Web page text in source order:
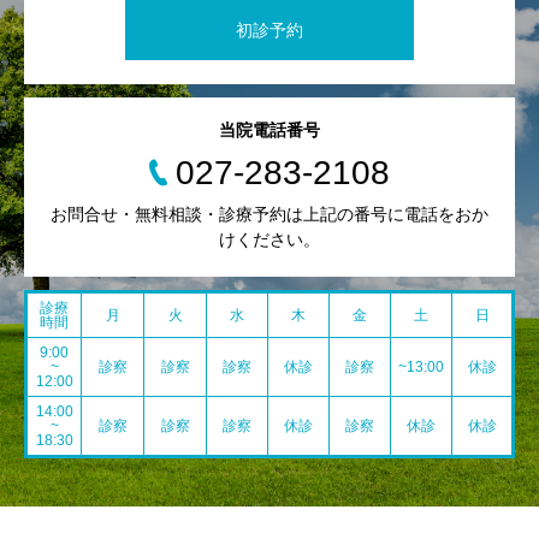
初診予約
当院電話番号
027-283-2108
お問合せ・無料相談・診療予約は上記の番号に電話をおか
けください。
診療
時間
月 火 水 木 金 土 日
9:00
~
12:00
診察 診察 診察 休診 診察 ~13:00 休診
14:00
~
18:30
診察 診察 診察 休診 診察 休診 休診